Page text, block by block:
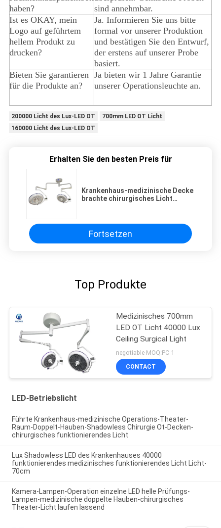
haben?
sind annehmbar.
Ist es OKAY, mein
Logo auf geführtem
hellem Produkt zu
drucken?
Ja. Informieren Sie uns bitte
formal vor unserer Produktion
und bestätigen Sie den Entwurf,
der erstens auf unserer Probe
basiert.
Bieten Sie garantieren
für die Produkte an?
Ja bieten wir 1 Jahre Garantie
unserer Operationsleuchte an.
200000 Licht des Lux-LED OT
700mm LED OT Licht
160000 Licht des Lux-LED OT
Erhalten Sie den besten Preis für
Krankenhaus-medizinische Decke
brachte chirurgisches Licht
Lampe an
Fortsetzen
Top Produkte
Medizinisches 700mm
LED OT Licht 40000 Lux
Ceiling Surgical Light
negotiable MOQ:PC 1
CONTACT
LED-Betriebslicht
Führte Krankenhaus-medizinische Operations-Theater-
Raum-Doppelt-Hauben-Shadowless Chirurgie Ot-Decken-
chirurgisches funktionierendes Licht
Lux Shadowless LED des Krankenhauses 40000
funktionierendes medizinisches funktionierendes Licht Licht-
70cm
Kamera-Lampen-Operation einzelne LED helle Prüfungs-
Lampen-medizinische doppelte Hauben-chirurgisches
Theater-Licht laufen lassend